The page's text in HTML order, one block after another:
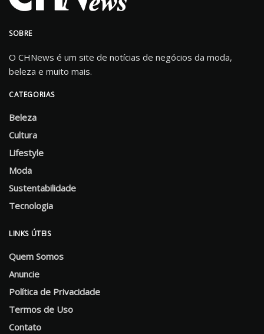
SOBRE
O CHNews é um site de notícias de negócios da moda,
beleza e muito mais.
CATEGORIAS
Beleza
Cultura
Lifestyle
Moda
Sustentabilidade
Tecnologia
LINKS ÚTEIS
Quem Somos
Anuncie
Política de Privacidade
Termos de Uso
Contato